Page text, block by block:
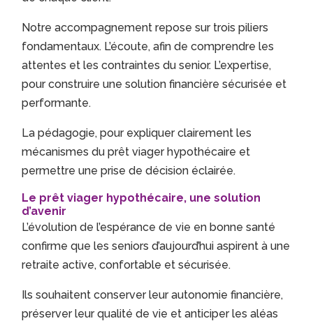
Notre accompagnement repose sur trois piliers
fondamentaux. L’écoute, afin de comprendre les
attentes et les contraintes du senior. L’expertise,
pour construire une solution financière sécurisée et
performante.
La pédagogie, pour expliquer clairement les
mécanismes du prêt viager hypothécaire et
permettre une prise de décision éclairée.
Le prêt viager hypothécaire, une solution
d’avenir
L’évolution de l’espérance de vie en bonne santé
confirme que les seniors d’aujourd’hui aspirent à une
retraite active, confortable et sécurisée.
Ils souhaitent conserver leur autonomie financière,
préserver leur qualité de vie et anticiper les aléas